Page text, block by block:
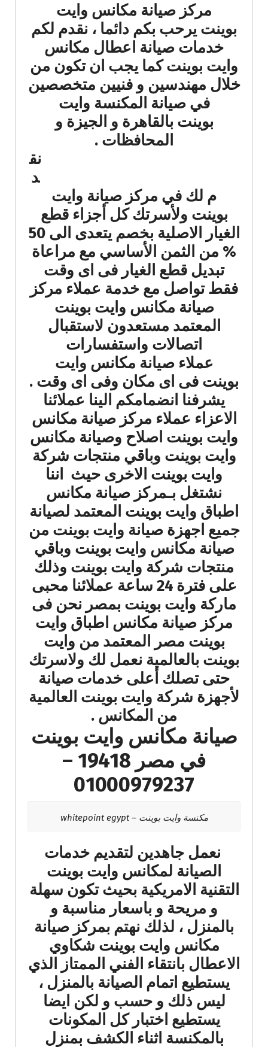
مركز صيانة مكانس وايت
بوينت يرحب بكم دائما ، نقدم لكم
خدمات صيانة اعطال مكانس
وايت بوينت كما يجب ان تكون من
خلال مهندسين و فنيين متخصصين
في صيانة المكنسة وايت
بوينت بالقاهرة و الجيزة و
المحافظات .
نق
د
م لك في مركز صيانة وايت
بوينت ولأسرتك كل أجزاء قطع
الغيار الاصلية بخصم يتعدى الى 50
% من الثمن الأساسي مع مراعاة
تبديل قطع الغيار فى اى وقت
فقط تواصل مع خدمة عملاء مركز
صيانة مكانس وايت بوينت
المعتمد مستعدون لاستقبال
اتصالات واستفسارات
عملاء صيانة مكانس وايت
بوينت فى اى مكان وفى اى وقت .
يشرفنا انضمامكم الينا عملائنا
الاعزاء عملاء مركز صيانة مكانس
وايت بوينت اصلاح وصيانة مكانس
وايت بوينت وباقي منتجات شركة
وايت بوينت الاخرى حيث اننا
نشتغل بـمركز صيانة مكانس
اطباق وايت بوينت المعتمد لصيانة
جميع اجهزة صيانة وايت بوينت من
صيانة مكانس وايت بوينت وباقي
منتجات شركة وايت بوينت وذلك
على فترة 24 ساعة عملائنا محبى
ماركة وايت بوينت بمصر نحن فى
مركز صيانة مكانس اطباق وايت
بوينت مصر المعتمد من وايت
بوينت بالعالمية نعمل لك ولاسرتك
حتى تصلك أعلى خدمات صيانة
لأجهزة شركة وايت بوينت العالمية
من المكانس .
صيانة مكانس وايت بوينت
في مصر 19418 –
01000979237
مكنسة وايت بوينت – whitepoint egypt
نعمل جاهدين لتقديم خدمات
الصيانة لمكانس وايت بوينت
التقنية الامريكية بحيث تكون سهلة
و مريحة و باسعار مناسبة و
بالمنزل ، لذلك نهتم بمركز صيانة
مكانس وايت بوينت شكاوي
الاعطال بانتقاء الفني الممتاز الذي
يستطيع اتمام الصيانة بالمنزل ،
ليس ذلك و حسب و لكن ايضا
يستطيع اختبار كل المكونات
بالمكنسة اثناء الكشف بمنزل